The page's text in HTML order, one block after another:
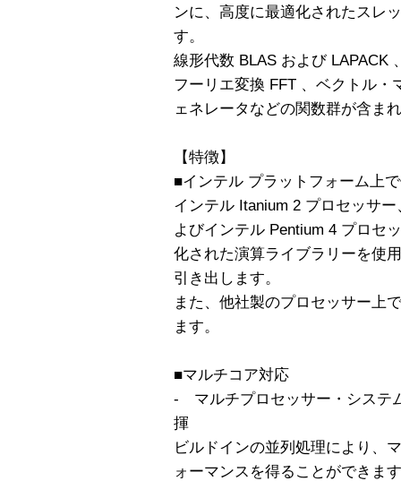
ンに、高度に最適化されたスレ
す。
線形代数 BLAS および LAPACK
フーリエ変換 FFT 、ベクトル・
ェネレータなどの関数群が含ま
【特徴】
■インテル プラットフォーム上
インテル Itanium 2 プロセッサ
よびインテル Pentium 4 プロセ
化された演算ライブラリーを使
引き出します。
また、他社製のプロセッサー上
ます。
■マルチコア対応
- マルチプロセッサー・システ
揮
ビルドインの並列処理により、
ォーマンスを得ることができま